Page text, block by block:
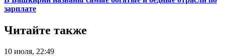
зарплате
Читайте также
10 июля, 22:49